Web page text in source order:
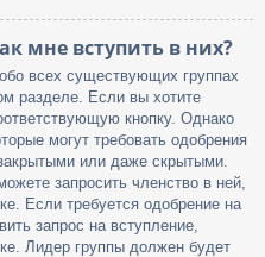
мне вступить в них?
всех существующих группах
разделе. Если вы хотите
кнопку. Однако
могут требовать одобрения
или даже скрытыми.
запросить членство в ней,
Если требуется одобрение на
запрос на вступление,
Лидер группы должен будет